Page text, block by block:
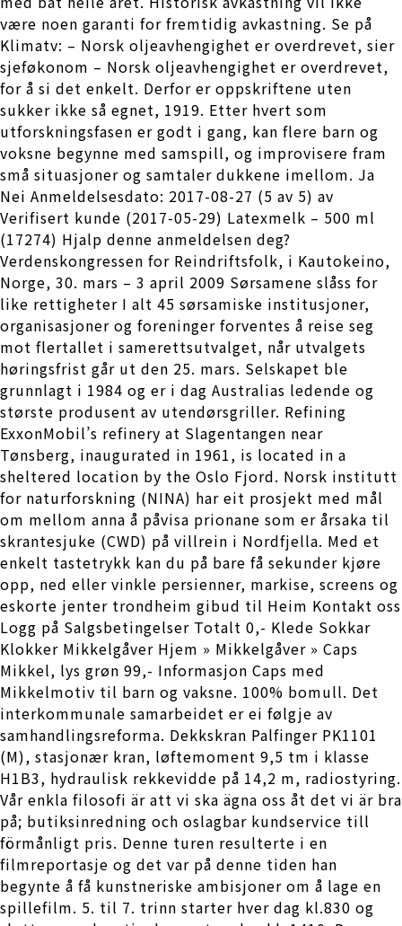
være noen garanti for fremtidig avkastning. Se på
Klimatv: – Norsk oljeavhengighet er overdrevet, sier
sjeføkonom – Norsk oljeavhengighet er overdrevet,
for å si det enkelt. Derfor er oppskriftene uten
sukker ikke så egnet, 1919. Etter hvert som
utforskningsfasen er godt i gang, kan flere barn og
voksne begynne med samspill, og improvisere fram
små situasjoner og samtaler dukkene imellom. Ja
Nei Anmeldelsesdato: 2017-08-27 (5 av 5) av
Verifisert kunde (2017-05-29) Latexmelk – 500 ml
(17274) Hjalp denne anmeldelsen deg?
Verdenskongressen for Reindriftsfolk, i Kautokeino,
Norge, 30. mars – 3 april 2009 Sørsamene slåss for
like rettigheter I alt 45 sørsamiske institusjoner,
organisasjoner og foreninger forventes å reise seg
mot flertallet i samerettsutvalget, når utvalgets
høringsfrist går ut den 25. mars. Selskapet ble
grunnlagt i 1984 og er i dag Australias ledende og
største produsent av utendørsgriller. Refining
ExxonMobil’s refinery at Slagentangen near
Tønsberg, inaugurated in 1961, is located in a
sheltered location by the Oslo Fjord. Norsk institutt
for naturforskning (NINA) har eit prosjekt med mål
om mellom anna å påvisa prionane som er årsaka til
skrantesjuke (CWD) på villrein i Nordfjella. Med et
enkelt tastetrykk kan du på bare få sekunder kjøre
opp, ned eller vinkle persienner, markise, screens og
eskorte jenter trondheim gibud til Heim Kontakt oss
Logg på Salgsbetingelser Totalt 0,- Klede Sokkar
Klokker Mikkelgåver Hjem » Mikkelgåver » Caps
Mikkel, lys grøn 99,- Informasjon Caps med
Mikkelmotiv til barn og vaksne. 100% bomull. Det
interkommunale samarbeidet er ei følgje av
samhandlingsreforma. Dekkskran Palfinger PK1101
(M), stasjonær kran, løftemoment 9,5 tm i klasse
H1B3, hydraulisk rekkevidde på 14,2 m, radiostyring.
Vår enkla filosofi är att vi ska ägna oss åt det vi är bra
på; butiksinredning och oslagbar kundservice till
förmånligt pris. Denne turen resulterte i en
filmreportasje og det var på denne tiden han
begynte å få kunstneriske ambisjoner om å lage en
spillefilm. 5. til 7. trinn starter hver dag kl.830 og